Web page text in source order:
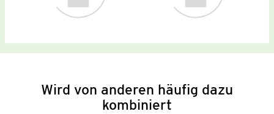
Wird von anderen häufig dazu
kombiniert